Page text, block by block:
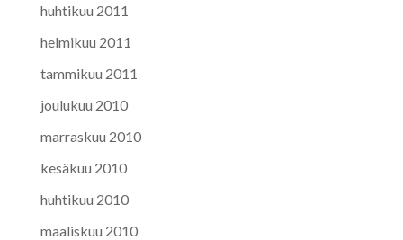
huhtikuu 2011
helmikuu 2011
tammikuu 2011
joulukuu 2010
marraskuu 2010
kesäkuu 2010
huhtikuu 2010
maaliskuu 2010